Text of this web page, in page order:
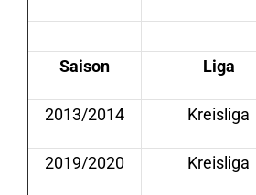
Saison Liga
2013/2014 Kreisliga
2019/2020 Kreisliga